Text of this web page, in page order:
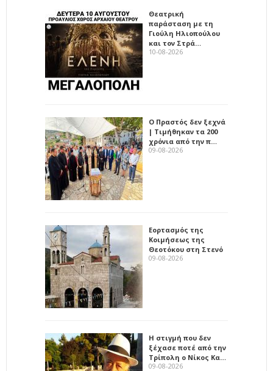
Θεατρική
παράσταση με τη
Γιούλη Ηλιοπούλου
και τον Στρά…
10-08-2026
Ο Πραστός δεν ξεχνά
| Τιμήθηκαν τα 200
χρόνια από την π…
09-08-2026
Εορτασμός της
Κοιμήσεως της
Θεοτόκου στη Στενό
09-08-2026
Η στιγμή που δεν
ξέχασε ποτέ από την
Τρίπολη ο Νίκος Κα…
09-08-2026